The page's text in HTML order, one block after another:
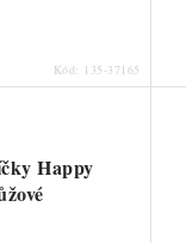
Kód: 135-37165
Happy